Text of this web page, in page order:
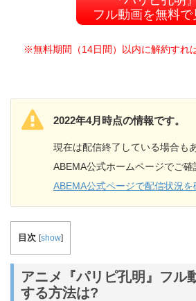
フル動画を無料で
※無料期間（14日間）以内に解約すれ
2022年4月時点の情報です。
現在は配信終了している場合も
ABEMA公式ホームページでご確
ABEMA公式ページで配信状況を
目次 [show]
アニメ『パリピ孔明』フル
する方法は?